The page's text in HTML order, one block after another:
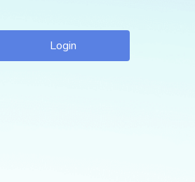
Login